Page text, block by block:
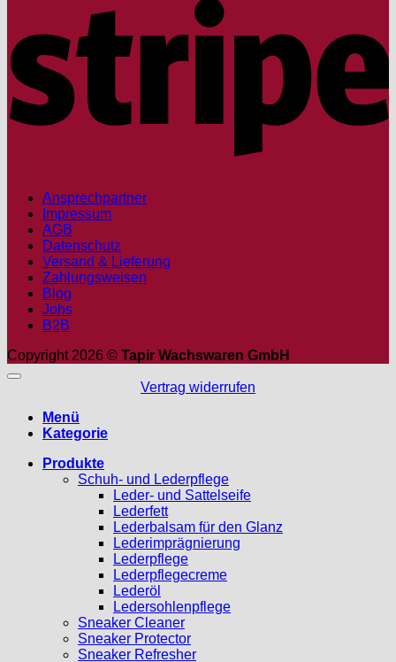
Ansprechpartner
Impressum
AGB
Datenschutz
Versand & Lieferung
Zahlungsweisen
Blog
Jobs
B2B
Copyright 2026 © Tapir Wachswaren GmbH
Vertrag widerrufen
Menü
Kategorie
Produkte
Schuh- und Lederpflege
Leder- und Sattelseife
Lederfett
Lederbalsam für den Glanz
Lederimprägnierung
Lederpflege
Lederpflegecreme
Lederöl
Ledersohlenpflege
Sneaker Cleaner
Sneaker Protector
Sneaker Refresher